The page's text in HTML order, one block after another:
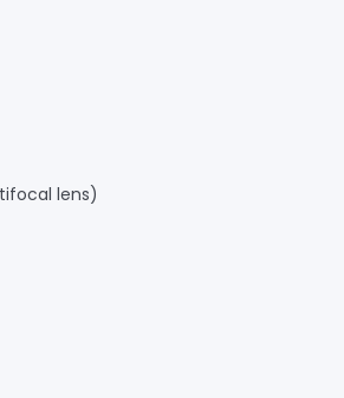
lens)